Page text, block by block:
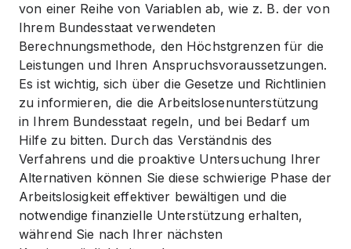
von einer Reihe von Variablen ab, wie z. B. der von
Ihrem Bundesstaat verwendeten
Berechnungsmethode, den Höchstgrenzen für die
Leistungen und Ihren Anspruchsvoraussetzungen.
Es ist wichtig, sich über die Gesetze und Richtlinien
zu informieren, die die Arbeitslosenunterstützung
in Ihrem Bundesstaat regeln, und bei Bedarf um
Hilfe zu bitten. Durch das Verständnis des
Verfahrens und die proaktive Untersuchung Ihrer
Alternativen können Sie diese schwierige Phase der
Arbeitslosigkeit effektiver bewältigen und die
notwendige finanzielle Unterstützung erhalten,
während Sie nach Ihrer nächsten